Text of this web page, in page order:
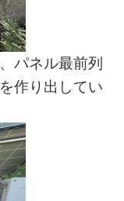
パネル最前列
作り出してい